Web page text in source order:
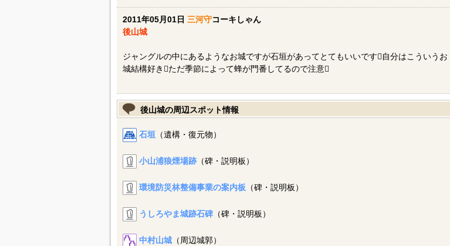
2011年05月01日 三河守コーキしゃん
後山城
ジャングルの中にあるようなお城ですが石垣があってとてもいいです自分はこういうお
城結構好きただ季節によって蜂が門番してるので注意
後山城の周辺スポット情報
石垣（遺構・復元物）
小山浦狼煙場跡（碑・説明板）
環境防災林整備事業の案内板 （碑・説明板）
うしろやま城跡石碑（碑・説明板）
中村山城（周辺城郭）